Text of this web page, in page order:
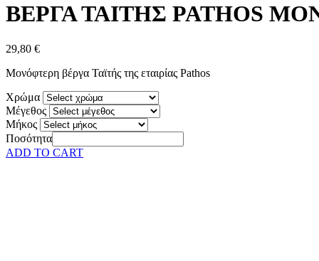
ΒΕΡΓΑ ΤΑΙΤΗΣ PATHOS
29,80 €
Μονόφτερη βέργα Ταϊτής της εταιρίας Pathos
Χρώμα
Μέγεθος
Μήκος
Ποσότητα
ADD TO CART